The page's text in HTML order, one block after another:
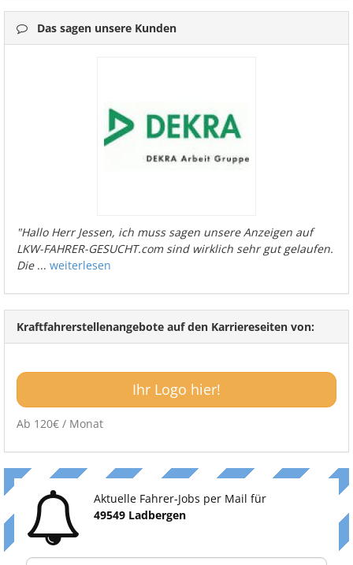
Das sagen unsere Kunden
"Hallo Herr Jessen, ich muss sagen unsere Anzeigen auf
LKW-FAHRER-GESUCHT.com sind wirklich sehr gut gelaufen.
Die... weiterlesen
Kraftfahrerstellenangebote auf den Karriereseiten von:
Ihr Logo hier!
Ab 120€ / Monat
Aktuelle Fahrer-Jobs per Mail für
49549 Ladbergen